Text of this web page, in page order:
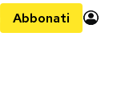
Abbonati